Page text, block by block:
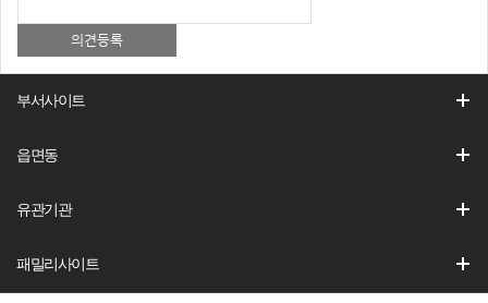
부서사이트
읍면동
유관기관
패밀리사이트